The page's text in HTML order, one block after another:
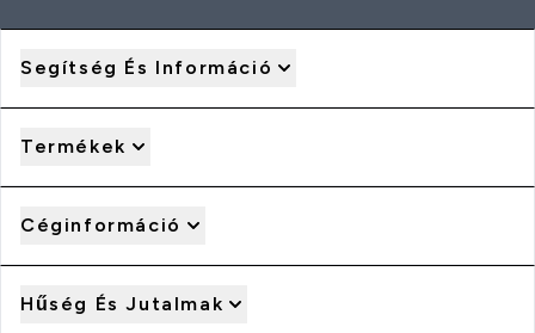
Segítség És Információ
Termékek
Céginformáció
Hűség És Jutalmak